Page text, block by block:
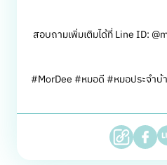
สอบถามเพิ่มเติมได้ที่ Line ID:
#MorDee #หมอดี #หมอประจำ